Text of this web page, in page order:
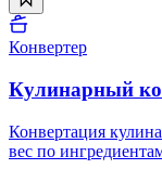
Конвертер
Кулинарный
Конвертация
вес по